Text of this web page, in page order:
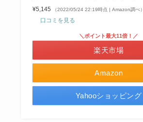
¥5,145 （2022/05/24 22:19時点 | Amazon調べ）
口コミを見る
Amazon
＼ポイント最大11倍！／
楽天市場
Yahooショッピング